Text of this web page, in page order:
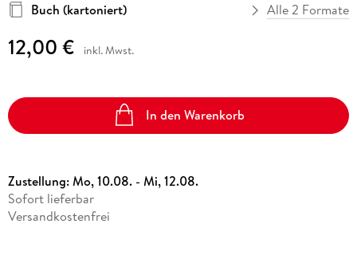
Buch (kartoniert)
Alle 2 Formate
12,00 € inkl. Mwst.
In den Warenkorb
Zustellung:Mo, 10.08. - Mi, 12.08.
Sofort lieferbar
Versandkostenfrei